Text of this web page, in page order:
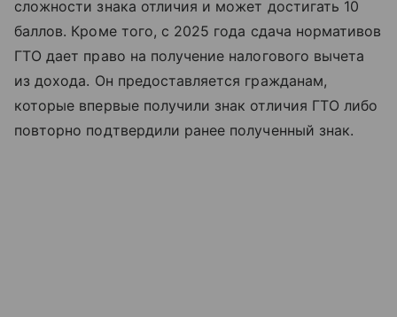
сложности знака отличия и может достигать 10
баллов. Кроме того, с 2025 года сдача нормативов
ГТО дает право на получение налогового вычета
из дохода. Он предоставляется гражданам,
которые впервые получили знак отличия ГТО либо
повторно подтвердили ранее полученный знак.